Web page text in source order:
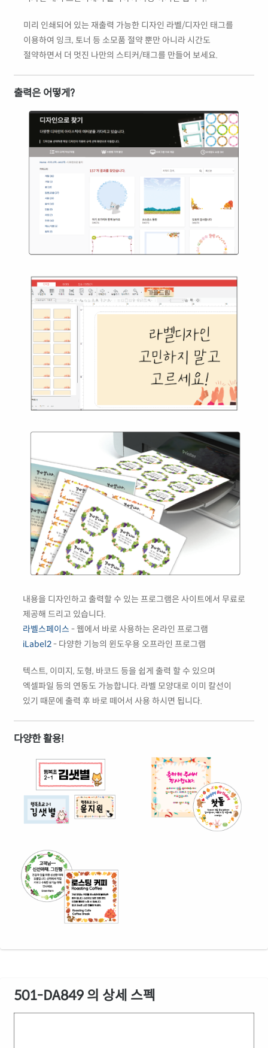
미리 인쇄되어 있는 재출력 가능한 디자인 라벨/디자인 태그를
이용하여 잉크, 토너 등 소모품 절약 뿐만 아니라 시간도
절약하면서 더 멋진 나만의 스티커/태그를 만들어 보세요.
출력은 어떻게?
내용을 디자인하고 출력할 수 있는 프로그램은 사이트에서 무료로
제공해 드리고 있습니다.
라벨스페이스 - 웹에서 바로 사용하는 온라인 프로그램
iLabel2- 다양한 기능의 윈도우용 오프라인 프로그램
텍스트, 이미지, 도형, 바코드 등을 쉽게 출력 할 수 있으며
엑셀파일 등의 연동도 가능합니다. 라벨 모양대로 이미 칼선이
있기 때문에 출력 후 바로 떼어서 사용 하시면 됩니다.
다양한 활용!
501-DA849 의 상세 스펙